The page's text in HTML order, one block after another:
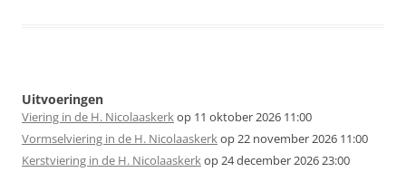
Uitvoeringen
Viering in de H. Nicolaaskerkop 11 oktober 2026 11:00
Vormselviering in de H. Nicolaaskerkop 22 november 2026 11:00
Kerstviering in de H. Nicolaaskerkop 24 december 2026 23:00